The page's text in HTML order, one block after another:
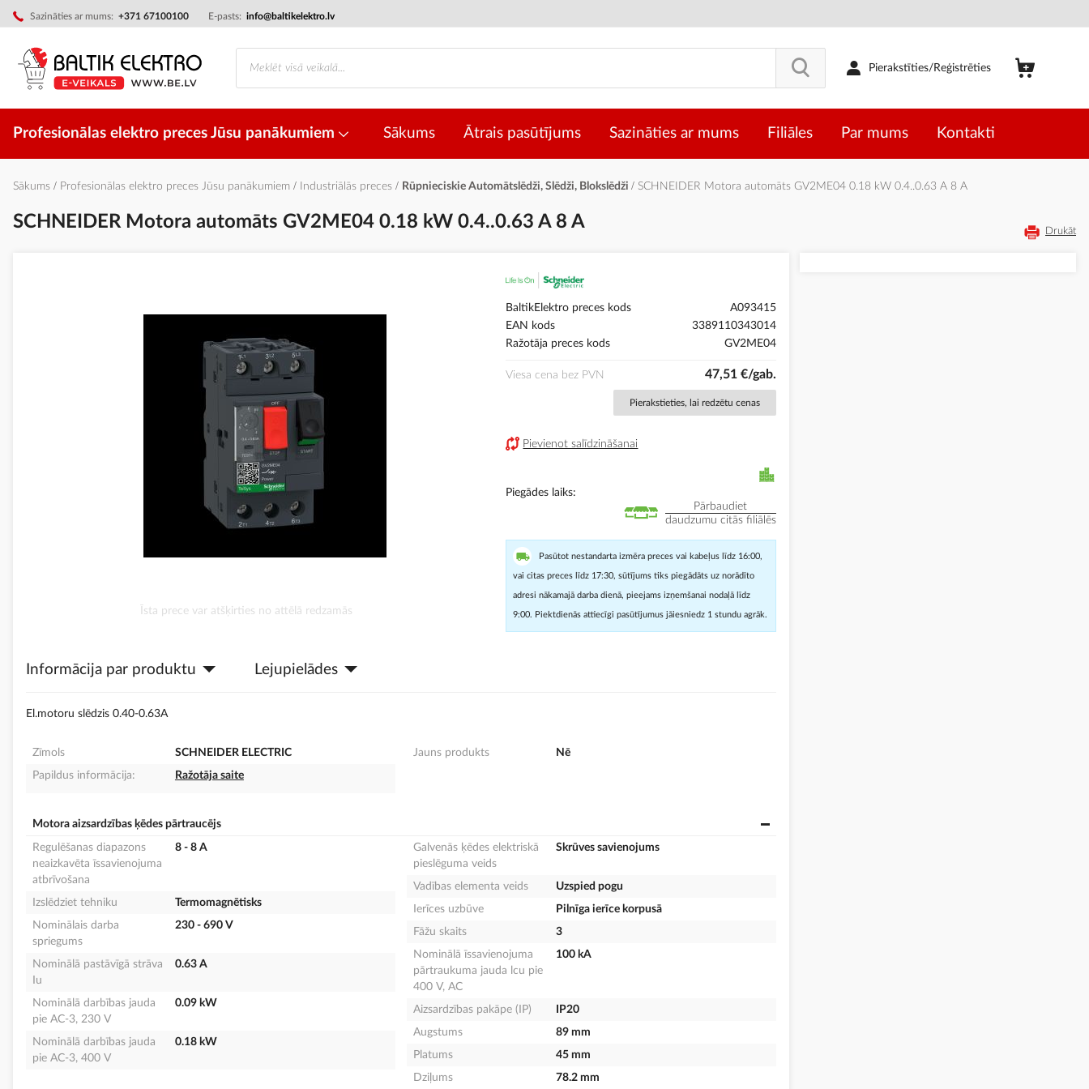
Sazināties ar mums: +371 67100100 E-pasts: info@baltikelektro.lv
Skip
to
Content
Pierakstīties/Reģistrēties
Profesionālas elektro preces Jūsu panākumiem Sākums Ātrais pasūtījums Sazināties ar mums Filiāles Par mums Kontakti
Sākums Profesionālas elektro preces Jūsu panākumiem Industriālās preces Rūpnieciskie Automātslēdži, Slēdži, Blokslēdži SCHNEIDER Motora automāts GV2ME04 0.18 kW 0.4..0.63 A 8 A
SCHNEIDER Motora automāts GV2ME04 0.18 kW 0.4..0.63 A 8 A Drukāt
Īsta prece var atšķirties no attēlā redzamās
BaltikElektro preces kods
A093415
EAN kods
3389110343014
Ražotāja preces kods
GV2ME04
Viesa cena bez PVN 47,51 €/gab.
Pierakstieties, lai redzētu cenas
Pievienot salīdzināšanai
Piegādes laiks
Pārbaudiet
daudzumu citās filiālēs
Pasūtot nestandarta izmēra preces vai kabeļus līdz 16:00,
vai citas preces līdz 17:30, sūtījums tiks piegādāts uz norādīto
adresi nākamajā darba dienā, pieejams izņemšanai nodaļā līdz
9:00. Piektdienās attiecīgi pasūtījumus jāiesniedz 1 stundu agrāk.
Informācija par produktu Lejupielādes
El.motoru slēdzis 0.40-0.63A
Zīmols
SCHNEIDER ELECTRIC
Papildus informācija:
Ražotāja saite
Jauns produkts Nē
Motora aizsardzības ķēdes pārtraucējs
Regulēšanas diapazons
neaizkavēta īssavienojuma
atbrīvošana
8 - 8 A
Izslēdziet tehniku
Termomagnētisks
Nominālais darba
spriegums
230 - 690 V
Nominālā pastāvīgā strāva
Iu
0.63 A
Nominālā darbības jauda
pie AC-3, 230 V
0.09 kW
Nominālā darbības jauda
pie AC-3, 400 V
0.18 kW
Galvenās ķēdes elektriskā
pieslēguma veids
Skrūves savienojums
Vadības elementa veids
Uzspied pogu
Ierīces uzbūve
Pilnīga ierīce korpusā
Fāžu skaits
3
Nominālā īssavienojuma
pārtraukuma jauda lcu pie
400 V, AC
100 kA
Aizsardzības pakāpe (IP)
IP20
Augstums
89 mm
Platums
45 mm
Dziļums
78.2 mm